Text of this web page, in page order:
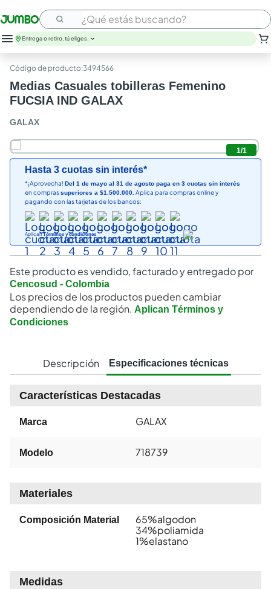
¿Qué estás buscando?
huevos
arroz
papel higienico
queso
pollo
carne
Entrega o retiro, tú eliges.
:3494566
Medias Casuales tobilleras Femenino
FUCSIA IND GALAX
GALAX
1/1
Hasta 3 cuotas sin interés*
*¡Aprovecha! Del 1 de mayo al 31 de agosto paga en 3 cuotas sin interés
en comprassuperiores a $1.500.000. Aplica para compras online y
pagando con las tarjetas de los bancos:
AplicanTérminos y condiciones
Este producto es vendido, facturado y entregado por
Cencosud - Colombia
Los precios de los productos pueden cambiar
dependiendo de la región. Aplican Términos y
Condiciones
Descripción Especificaciones técnicas
Características Destacadas
Marca GALAX
Modelo 718739
Materiales
Composición Material
65%algodon
34%poliamida
1%elastano
Medidas